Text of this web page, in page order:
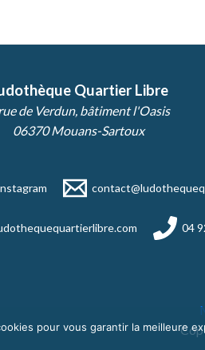
Quartier Libre
de Verdun, bâtiment l'Oasis
06370 Mouans-Sartoux
04
pour vous garantir la meilleure